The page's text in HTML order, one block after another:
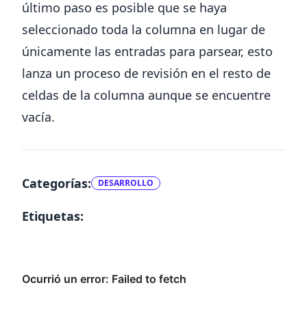
último paso es posible que se haya
seleccionado toda la columna en lugar de
únicamente las entradas para parsear, esto
lanza un proceso de revisión en el resto de
celdas de la columna aunque se encuentre
vacía.
Categorías: DESARROLLO
Etiquetas: